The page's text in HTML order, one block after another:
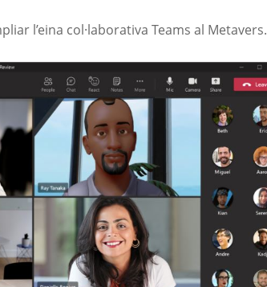
l’eina col·laborativa Teams al Metavers.